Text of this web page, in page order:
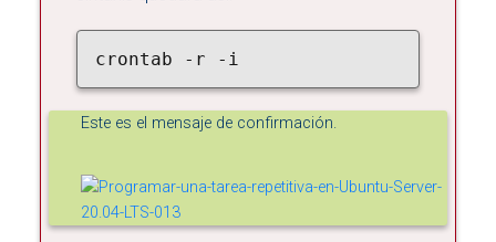
crontab -r -i
Este es el mensaje de confirmación.